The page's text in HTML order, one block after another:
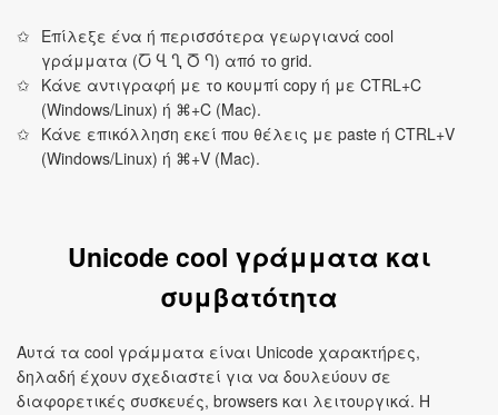
Επίλεξε ένα ή περισσότερα γεωργιανά cool
γράμματα (Ⴀ Ⴁ Ⴂ Ⴃ Ⴄ) από το grid.
Κάνε αντιγραφή με το κουμπί copy ή με CTRL+C
(Windows/Linux) ή ⌘+C (Mac).
Κάνε επικόλληση εκεί που θέλεις με paste ή CTRL+V
(Windows/Linux) ή ⌘+V (Mac).
Unicode cool γράμματα και
συμβατότητα
Αυτά τα cool γράμματα είναι Unicode χαρακτήρες,
δηλαδή έχουν σχεδιαστεί για να δουλεύουν σε
διαφορετικές συσκευές, browsers και λειτουργικά. Η